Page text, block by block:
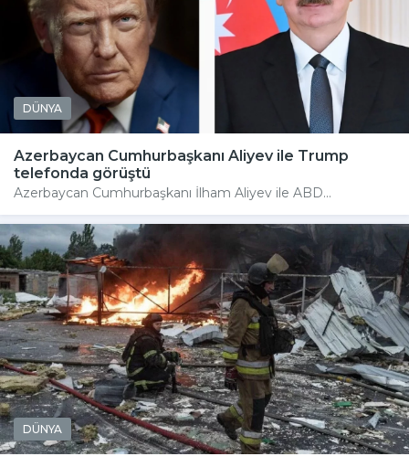
DÜNYA
Azerbaycan Cumhurbaşkanı Aliyev ile Trump
telefonda görüştü
Azerbaycan Cumhurbaşkanı İlham Aliyev ile ABD...
DÜNYA